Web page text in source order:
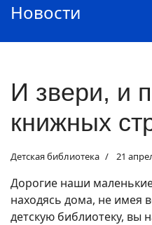
Новости
И звери, и
книжных
Детская библиотека 21
Дорогие наши
находясь дома, не имея
детскую библиотеку, вы